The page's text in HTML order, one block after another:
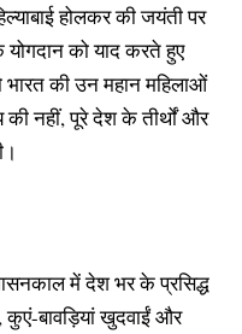
होलकर की जयंती पर
योगदान को याद करते हुए
भारत की उन महान महिलाओं
की नहीं, पूरे देश के तीर्थों और
में देश भर के प्रसिद्ध
कुएं-बावड़ियां खुदवाईं और